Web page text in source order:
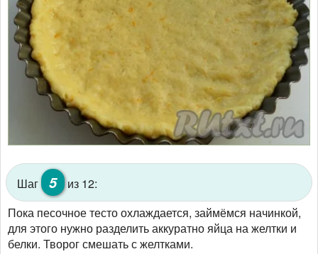
Шаг 5
из 12:
Пока песочное тесто охлаждается, займёмся начинкой,
для этого нужно разделить аккуратно яйца на желтки и
белки. Творог смешать с желтками.